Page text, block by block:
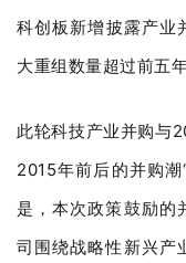
科创板新增披露产业
大重组数量超过前五
此轮科技产业并购与
2015年前后的并购潮
是，本次政策鼓励的
司围绕战略性新兴产